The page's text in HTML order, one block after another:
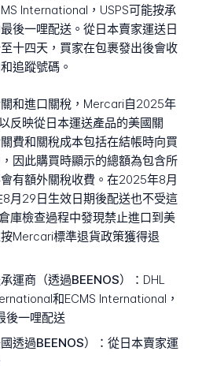
International，USPS可能按承
後一哩配送。從日本賣家運送日
十四天，買家在包裹發出後會收
追蹤號碼。
和進口關稅，Mercari自2025年
反映從日本運送產品的美國關
費和關稅成本包括在結帳時向買
因此購買時顯示的總額為包含所
有額外關稅收費。在2025年8月
月29日生效日期後配送也不受這
庫檢查過程中發現禁止進口到美
Mercari標準退貨政策獲得退
運商（透過BEENOS）： DHL
和ECMS International，
後一哩配送
透過BEENOS）： 從日本賣家運